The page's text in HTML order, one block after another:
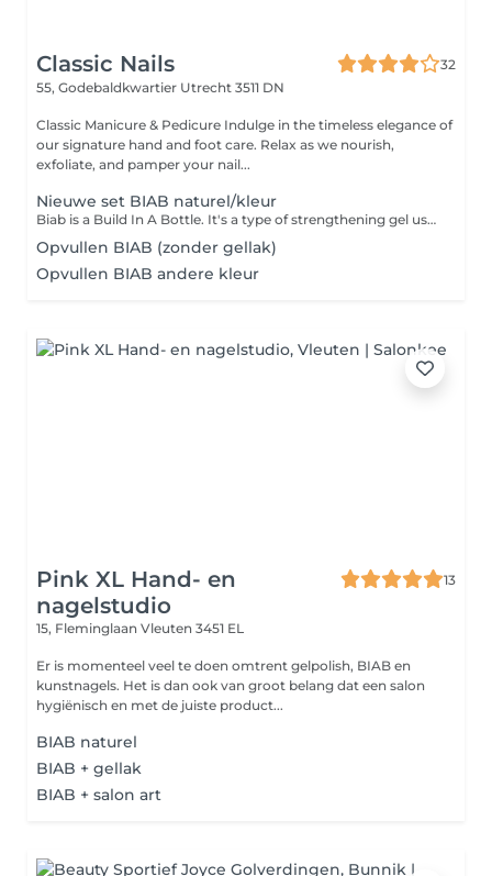
Classic Nails
32
55, Godebaldkwartier Utrecht 3511 DN
Classic Manicure & Pedicure Indulge in the timeless elegance of
our signature hand and foot care. Relax as we nourish,
exfoliate, and pamper your nail...
Nieuwe set BIAB naturel/kleur
Biab is a Build In A Bottle. It's a type of strengthening gel used for natural nails or short extension. It create to make nails stronger, healthier, and longer lasting, while still looking natural.
Opvullen BIAB (zonder gellak)
Opvullen BIAB andere kleur
Pink XL Hand- en
nagelstudio
13
15, Fleminglaan Vleuten 3451 EL
Er is momenteel veel te doen omtrent gelpolish, BIAB en
kunstnagels. Het is dan ook van groot belang dat een salon
hygiënisch en met de juiste product...
BIAB naturel
BIAB + gellak
BIAB + salon art